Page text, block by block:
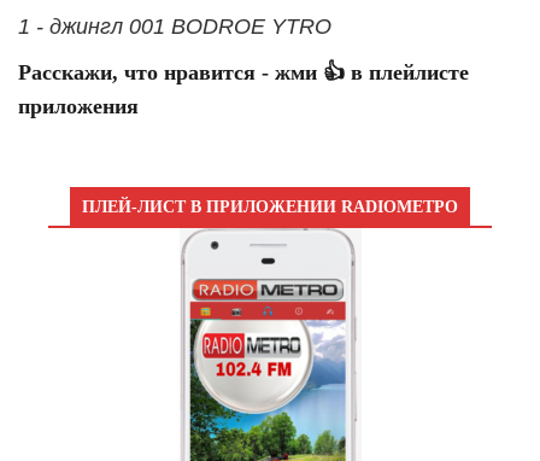
1 - джингл 001 BODROE YTRO
Расскажи, что нравится - жми 👍 в плейлисте
приложения
ПЛЕЙ-ЛИСТ В ПРИЛОЖЕНИИ RADIOМЕТРО